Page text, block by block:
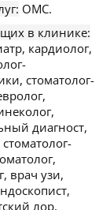
ОМС.
в клинике:
кардиолог,
стоматолог-
диагност,
врач узи,
лор,